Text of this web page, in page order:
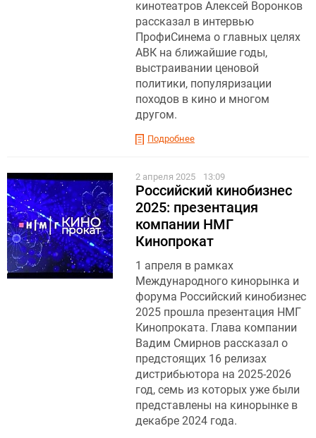
кинотеатров Алексей Воронков
рассказал в интервью
ПрофиСинема о главных целях
АВК на ближайшие годы,
выстраивании ценовой
политики, популяризации
походов в кино и многом
другом.
Подробнее
2 апреля 2025 13:09
Российский кинобизнес
2025: презентация
компании НМГ
Кинопрокат
1 апреля в рамках
Международного кинорынка и
форума Российский кинобизнес
2025 прошла презентация НМГ
Кинопроката. Глава компании
Вадим Смирнов рассказал о
предстоящих 16 релизах
дистрибьютора на 2025-2026
год, семь из которых уже были
представлены на кинорынке в
декабре 2024 года.